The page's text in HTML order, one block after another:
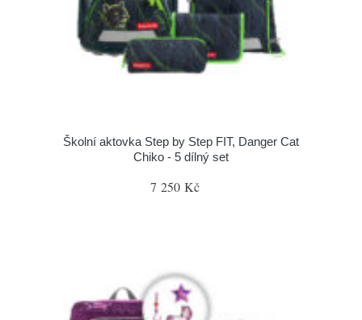
Školní aktovka Step by Step FIT, Danger Cat
Chiko - 5 dílný set
7 250 Kč